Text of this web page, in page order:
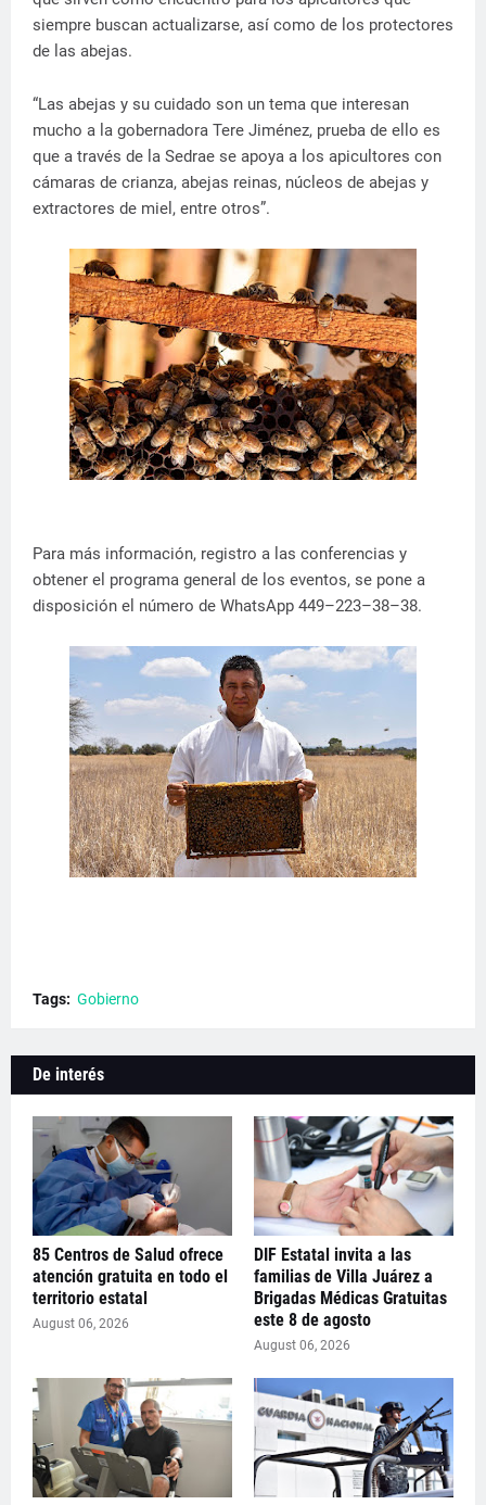
siempre buscan actualizarse, así como de los protectores
de las abejas.
“Las abejas y su cuidado son un tema que interesan
mucho a la gobernadora Tere Jiménez, prueba de ello es
que a través de la Sedrae se apoya a los apicultores con
cámaras de crianza, abejas reinas, núcleos de abejas y
extractores de miel, entre otros”.
Para más información, registro a las conferencias y
obtener el programa general de los eventos, se pone a
disposición el número de WhatsApp 449–223–38–38.
Tags: Gobierno
De interés
85 Centros de Salud ofrece
atención gratuita en todo el
territorio estatal
August 06, 2026
DIF Estatal invita a las
familias de Villa Juárez a
Brigadas Médicas Gratuitas
este 8 de agosto
August 06, 2026